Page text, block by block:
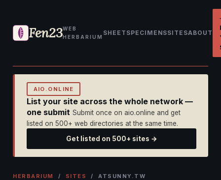
Fen23WEB
HERBARIUM
SHEET SPECIMENSSITESABOUT
AIO.ONLINE
List your site across the whole network —
one submit Submit once on aio.online and get
listed on 500+ web directories at the same time.
Get listed on 500+ sites →
HERBARIUM / SITES / ATSUNNY.TW